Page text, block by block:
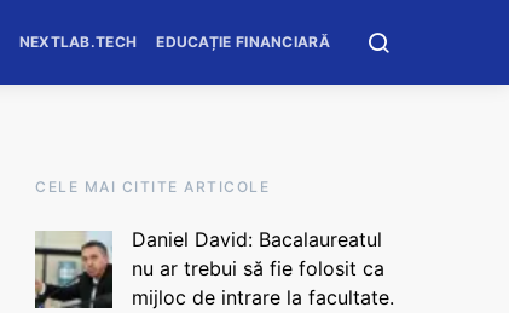
NEXTLAB.TECH EDUCAȚIE FINANCIARĂ
CELE MAI CITITE ARTICOLE
Daniel David: Bacalaureatul
nu ar trebui să fie folosit ca
mijloc de intrare la facultate.